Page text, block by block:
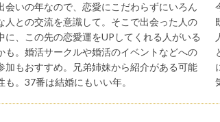
会いの年なので、恋愛にこだわらずにいろん
人との交流を意識して。そこで出会った人の
に、この先の恋愛運をUPしてくれる人がいる
も。婚活サークルや婚活のイベントなどへの
加もおすすめ。兄弟姉妹から紹介がある可能
も。37番は結婚にもいい年。